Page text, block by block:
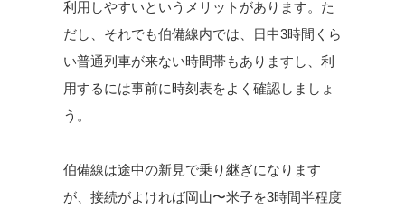
利用しやすいというメリットがあります。た
だし、それでも伯備線内では、日中3時間くら
い普通列車が来ない時間帯もありますし、利
用するには事前に時刻表をよく確認しましょ
う。
伯備線は途中の新見で乗り継ぎになります
が、接続がよければ岡山〜米子を3時間半程度